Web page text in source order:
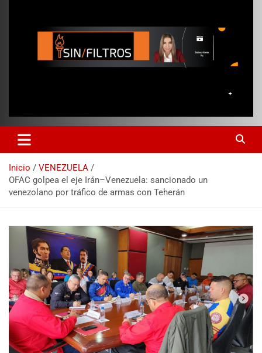
Inicio
VENEZUELA
OFAC golpea el eje Irán–Venezuela: sancionado un
venezolano por tráfico de armas con Teherán